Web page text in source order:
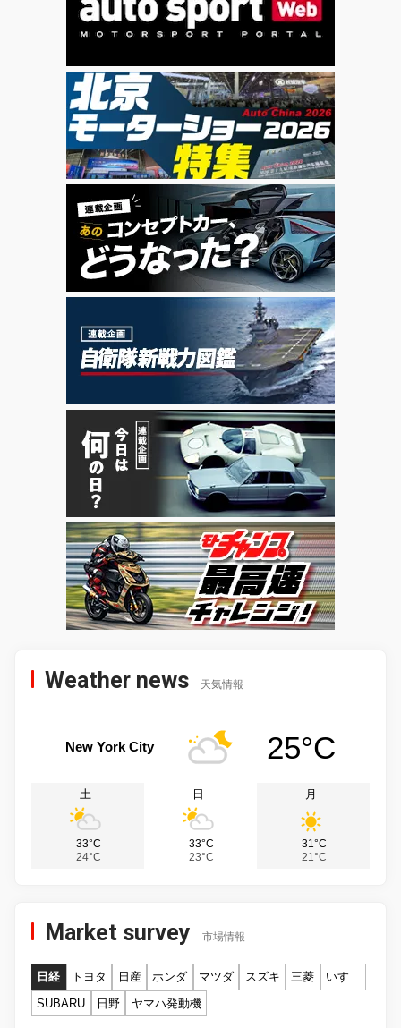
Weather news 天気情報
New York City 25°C
土
33°C
24°C
日
33°C
23°C
月
31°C
21°C
Market survey 市場情報
日経 トヨタ 日産 ホンダ マツダ スズキ 三菱
いすゞ
SUBARU
日野 ヤマハ発動機